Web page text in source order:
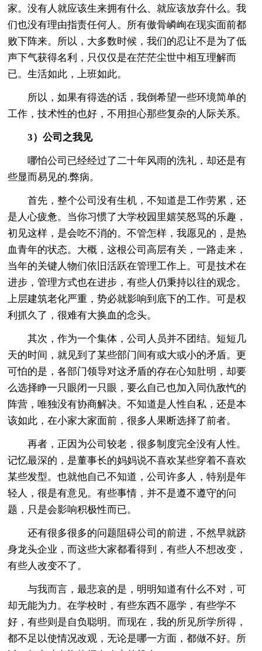
家。没有人就应该生来拥有什么、就应该放弃什么。我
们也没有理由指责任何人。所有傲骨嶙峋在现实面前都
败下阵来。所以，大多数时候，我们的忍让不是为了低
声下气获得名利，只仅仅是在茫茫尘世中相互理解而
已。生活如此，上班如此。
所以，如果有得选的话，我倒希望一些环境简单的
工作，技术性的也好，不用担心那些复杂的人际关系。
3）公司之我见
哪怕公司已经经过了二十年风雨的洗礼，却还是有
些显而易见的.弊病。
首先，整个公司没有生机，不知道是工作劳累，还
是人心疲惫。当你习惯了大学校园里嬉笑怒骂的乐趣，
初见这样，是会吃不消的。不管怎样，我愿见的，是热
血青年的状态。大概，这根公司高层有关，一路走来，
当年的关键人物们依旧活跃在管理工作上。可是技术在
进步，管理方式也在进步，有些人仍秉持以往的观念。
上层建筑老化严重，势必就影响到底下的工作。可是权
利抓久了，很难有大换血的念头。
其次，作为一个集体，公司人员并不团结。短短几
天的时间，就见到了某些部门间有或大或小的矛盾。更
可怕的是，各部门领导对这矛盾的存在心知肚明，却要
么选择睁一只眼闭一只眼，要么自己也加入同仇敌忾的
阵营，唯独没有协商解决。不知道是人性自私，还是本
该如此，在小家大家面前，很多人果断选择了前者。
再者，正因为公司较老，很多制度完全没有人性。
记忆最深的，是董事长的妈妈说不喜欢某些穿着不喜欢
某些发型。也就他自己不知道，公司许多人，特别是年
轻人，很是有意见。有些事情，并不是遵不遵守的问
题，只是会影响积极性而已。
还有很多很多的问题阻碍公司的前进，不然早就跻
身龙头企业，而这些大家都看得到，有些人不想改变，
有些人改变不了。
与我而言，最悲哀的是，明明知道有什么不对，可
却无能为力。在学校时，有些东西不愿学，有些学不
好，有些则是自负聪明。而现在，我的所见所学所得，
都不足以使情况改观，无论是哪一方面，都做不好。所